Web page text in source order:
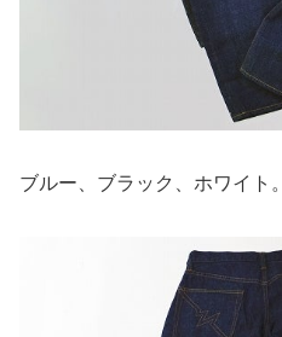
ブルー、ブラック、ホワイト。